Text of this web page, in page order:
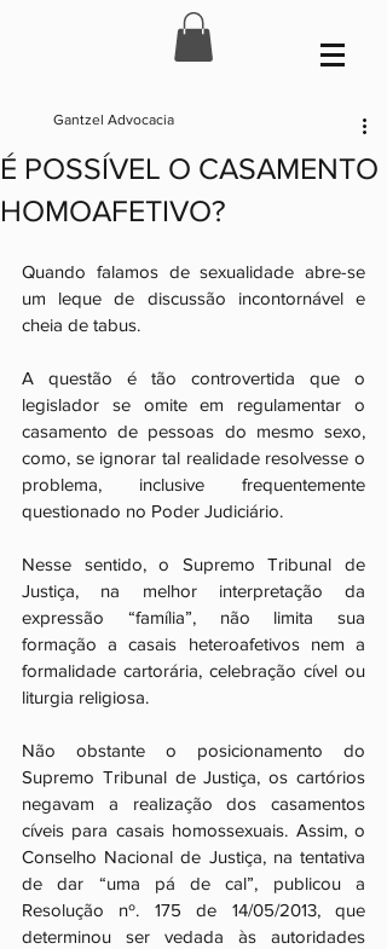
É POSSÍVEL O CASAMENTO
HOMOAFETIVO?
Gantzel Advocacia
Quando falamos de sexualidade abre-se
um leque de discussão incontornável e
cheia de tabus.
A questão é tão controvertida que o
legislador se omite em regulamentar o
casamento de pessoas do mesmo sexo,
como, se ignorar tal realidade resolvesse o
problema, inclusive frequentemente
questionado no Poder Judiciário.
Nesse sentido, o Supremo Tribunal de
Justiça, na melhor interpretação da
expressão “família”, não limita sua
formação a casais heteroafetivos nem a
formalidade cartorária, celebração cível ou
liturgia religiosa.
Não obstante o posicionamento do
Supremo Tribunal de Justiça, os cartórios
negavam a realização dos casamentos
cíveis para casais homossexuais. Assim, o
Conselho Nacional de Justiça, na tentativa
de dar “uma pá de cal”, publicou a
Resolução nº. 175 de 14/05/2013, que
determinou ser vedada às autoridades